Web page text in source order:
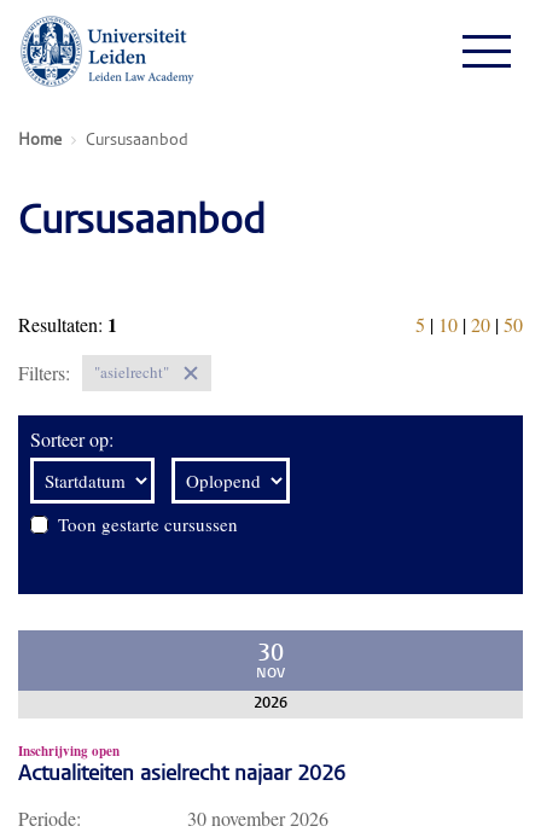
Home Cursusaanbod
Cursusaanbod
Resultaten: 1 5 | 10 |20 |50
Filters:
"asielrecht"
Sorteer op:
Toon gestarte cursussen
30
NOV
2026
Inschrijving open
Actualiteiten asielrecht najaar 2026
Periode:
30 november 2026